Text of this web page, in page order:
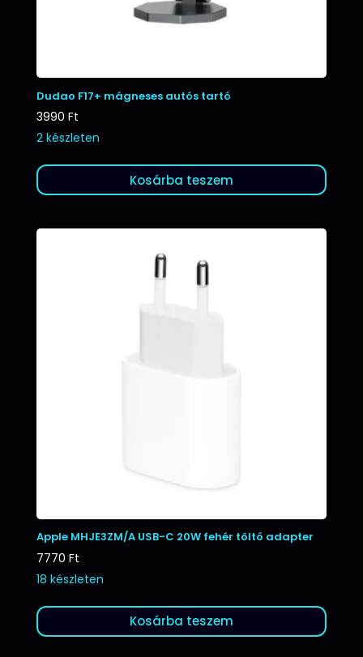
Dudao F17+ mágneses autós tartó
3990 Ft
2 készleten
Kosárba teszem
Apple MHJE3ZM/A USB-C 20W fehér töltő adapter
7770 Ft
18 készleten
Kosárba teszem